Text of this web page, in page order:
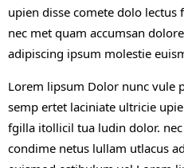
upien disse comete dolo
nec met quam accumsan
adipiscing ipsum molestie
Lorem lipsum Dolor nunc vule
semp ertet laciniate ultricie
fgilla itollicil tua ludin dolor.
condime netus lullam utlacus